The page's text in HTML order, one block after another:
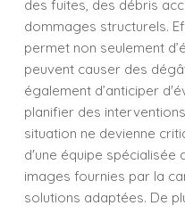
des fuites, des débris
dommages structurels.
permet non seulement
peuvent causer des
également d’anticiper
planifier des
situation ne devienne
d'une équipe spécialisée
images fournies par la
solutions adaptées. De